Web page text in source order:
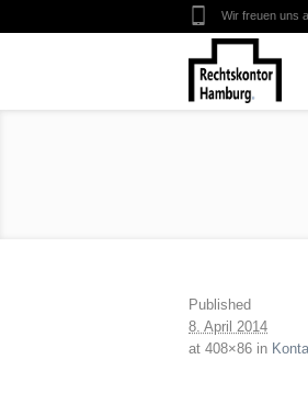
Wir freuen uns
Published
8. April 2014
at 408×86 in